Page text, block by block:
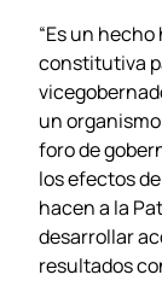
“Es un
constitutiva
un
foro de
los efectos
hacen a la
desarrollar
resultados